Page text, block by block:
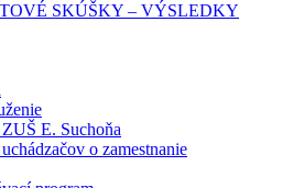
SKÚŠKY – VÝSLEDKY
E. Suchoňa
o zamestnanie